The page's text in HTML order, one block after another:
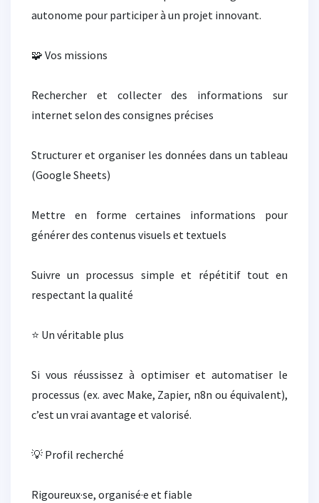
autonome pour participer à un projet innovant.
🧩 Vos missions
Rechercher et collecter des informations sur
internet selon des consignes précises
Structurer et organiser les données dans un tableau
(Google Sheets)
Mettre en forme certaines informations pour
générer des contenus visuels et textuels
Suivre un processus simple et répétitif tout en
respectant la qualité
⭐ Un véritable plus
Si vous réussissez à optimiser et automatiser le
processus (ex. avec Make, Zapier, n8n ou équivalent),
c’est un vrai avantage et valorisé.
💡 Profil recherché
Rigoureux·se, organisé·e et fiable